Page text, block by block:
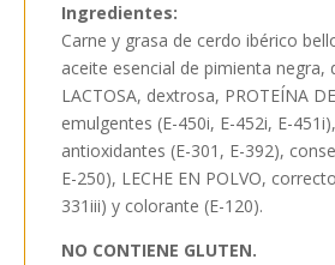
Ingredientes:
Carne y grasa de cerdo ibérico
aceite esencial de pimienta negra,
LACTOSA, dextrosa, PROTEÍNA
emulgentes (E-450i, E-452i, E-
antioxidantes (E-301, E-392),
E-250), LECHE EN POLVO,
331iii) y colorante (E-120).
NO CONTIENE GLUTEN.